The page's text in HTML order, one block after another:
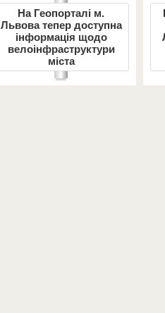
На Геопорталі м.
Львова тепер доступна
інформація щодо
велоінфраструктури
міста